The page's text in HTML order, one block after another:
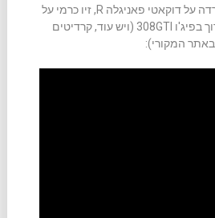
רייסינג SMX450, גל ברדה על דוקאטי פאניגלה R, זיו כרמי על
ק.ט.מ 1090R ובר ברוך בפיג'ו 308GTI (ויש עוד, קרדיטים
באתר המקורי):